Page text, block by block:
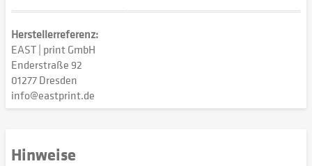
Herstellerreferenz:
EAST | print GmbH
Enderstraße 92
01277 Dresden
info@eastprint.de
Hinweise